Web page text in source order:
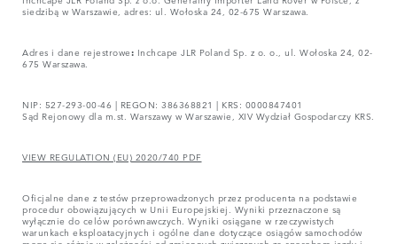
siedzibą w Warszawie, adres: ul. Wołoska 24, 02-675 Warszawa.
Adres i dane rejestrowe: Inchcape JLR Poland Sp. z o. o., ul. Wołoska 24, 02-
675 Warszawa.
NIP: 527-293-00-46 | REGON: 386368821 | KRS: 0000847401
Sąd Rejonowy dla m.st. Warszawy w Warszawie, XIV Wydział Gospodarczy KRS.
VIEW REGULATION (EU) 2020/740 PDF
Oficjalne dane z testów przeprowadzonych przez producenta na podstawie
procedur obowiązujących w Unii Europejskiej. Wyniki przeznaczone są
wyłącznie do celów porównawczych. Wyniki osiągane w rzeczywistych
warunkach eksploatacyjnych i ogólne dane dotyczące osiągów samochodów